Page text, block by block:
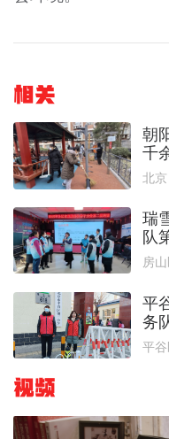
相关
朝
千
北
瑞
队
房
平
务
平
视频